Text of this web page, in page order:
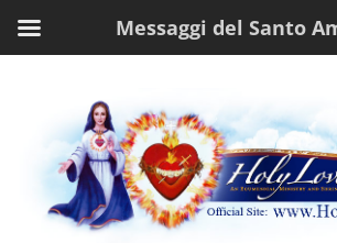
Messaggi del Santo